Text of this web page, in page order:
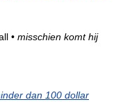
• misschien komt hij
dan 100 dollar